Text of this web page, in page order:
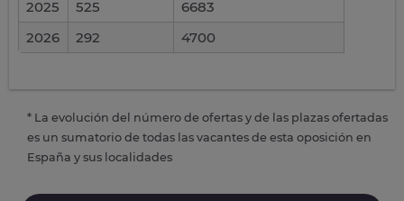
2025
525
6683
2026
292 4700
* La evolución del número de ofertas y de las plazas ofertadas
es un sumatorio de todas las vacantes de esta oposición en
España y sus localidades